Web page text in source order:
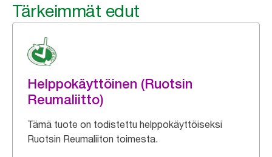
Tärkeimmät edut
Helppokäyttöinen (Ruotsin
Reumaliitto)
Tämä tuote on todistettu helppokäyttöiseksi
Ruotsin Reumaliiton toimesta.